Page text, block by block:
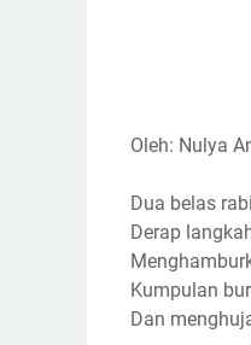
Oleh: Nulya
Dua belas
Derap
Kumpulan
Dan